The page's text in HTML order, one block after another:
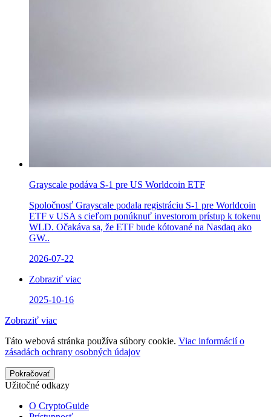
Grayscale podáva S-1 pre US Worldcoin ETF
Spoločnosť Grayscale podala registráciu S-1 pre Worldcoin
ETF v USA s cieľom ponúknuť investorom prístup k tokenu
WLD. Očakáva sa, že ETF bude kótované na Nasdaq ako
GW..
2026-07-22
Zobraziť viac
2025-10-16
Zobraziť viac
Táto webová stránka používa súbory cookie. Viac informácií o
zásadách ochrany osobných údajov
Pokračovať
Užitočné odkazy
O CryptoGuide